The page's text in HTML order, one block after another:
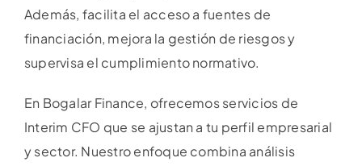
Además, facilita el acceso a fuentes de
financiación, mejora la gestión de riesgos y
supervisa el cumplimiento normativo.
En Bogalar Finance, ofrecemos servicios de
Interim CFO que se ajustan a tu perfil empresarial
y sector. Nuestro enfoque combina análisis